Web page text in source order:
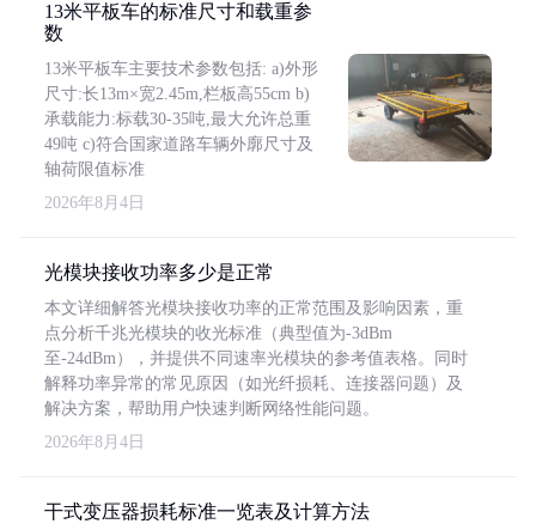
13米平板车的标准尺寸和载重参
数
13米平板车主要技术参数包括: a)外形
尺寸:长13m×宽2.45m,栏板高55cm b)
承载能力:标载30-35吨,最大允许总重
49吨 c)符合国家道路车辆外廓尺寸及
轴荷限值标准
2026年8月4日
光模块接收功率多少是正常
本文详细解答光模块接收功率的正常范围及影响因素，重
点分析千兆光模块的收光标准（典型值为-3dBm
至-24dBm），并提供不同速率光模块的参考值表格。同时
解释功率异常的常见原因（如光纤损耗、连接器问题）及
解决方案，帮助用户快速判断网络性能问题。
2026年8月4日
干式变压器损耗标准一览表及计算方法